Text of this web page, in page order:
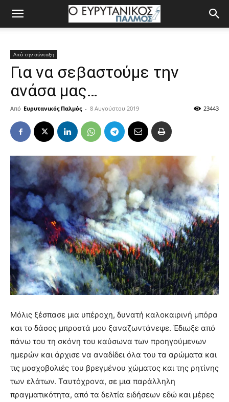
Από την σύνταξη
Για να σεβαστούμε την
ανάσα μας…
Από Ευρυτανικός Παλμός - 8 Αυγούστου 2019 23443
Μόλις ξέσπασε μια υπέροχη, δυνατή καλοκαιρινή μπόρα
και το δάσος μπροστά μου ξαναζωντάνεψε. Έδιωξε από
πάνω του τη σκόνη του καύσωνα των προηγούμενων
ημερών και άρχισε να αναδίδει όλα του τα αρώματα και
τις μοσχοβολιές του βρεγμένου χώματος και της ρητίνης
των ελάτων. Ταυτόχρονα, σε μια παράλληλη
πραγματικότητα, από τα δελτία ειδήσεων εδώ και μέρες